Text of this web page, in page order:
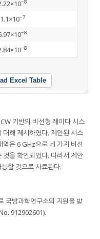
−8
1.1×10−7
−8
−8
Excel Table
기반의 비선형 레이다 시스
해 제시하였다. 제안된 시스
은 6 GHz으로 네 가지 비선
을 확인되었다. 따라서 제안
할 것으로 사료된다.
국방과학연구소의 지원을 받
912902601).